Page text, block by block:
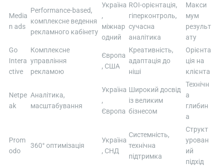
Media
n ads
Performance-based,
комплексне ведення
рекламного кабінету
Україна
,
міжнар
одний
ROI-орієнтація,
гіперконтроль,
сучасна
аналітика
Макси
мум
результ
ату
Go
Intera
ctive
Комплексне
управління
рекламою
Європа
, США
Креативність,
адаптація до
ніші
Орієнта
ція на
клієнта
Netpe
ak
Аналітика,
масштабування
Україна
,
Європа
Широкий досвід
із великим
бізнесом
Технічн
а
глибин
а
Prom
odo
360° оптимізація
Україна
, СНД
Системність,
технічна
підтримка
Структ
урован
ий
підхід